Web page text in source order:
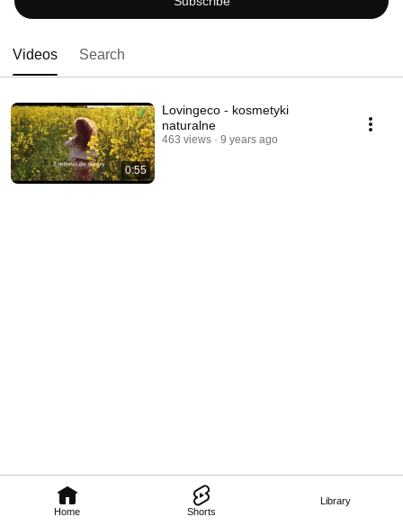
Home Shorts
Library
Videos Search
0:55
Lovingeco - kosmetyki
naturalne
463 views 9 years ago